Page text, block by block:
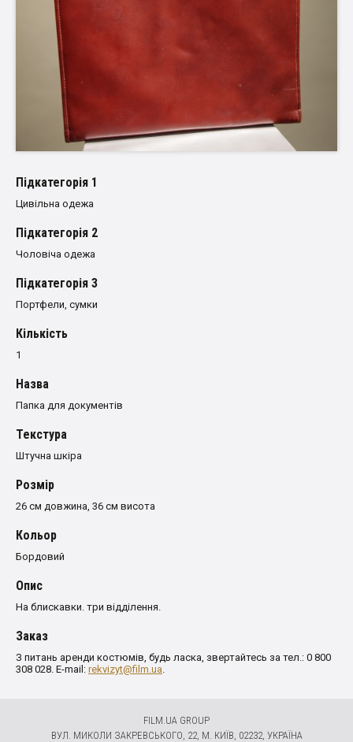
Пiдкатегорiя 1
Цивільна одежа
Пiдкатегорiя 2
Чоловіча одежа
Пiдкатегорiя 3
Портфели, сумки
Кількість
1
Назва
Папка для документів
Текстура
Штучна шкіра
Розмiр
26 см довжина, 36 см висота
Кольор
Бордовий
Опис
На блискавки. три відділення.
Заказ
З питань аренди костюмів, будь ласка, звертайтесь за тел.: 0 800
308 028. E-mail: rekvizyt@film.ua
FILM.UA GROUP
ВУЛ. МИКОЛИ ЗАКРЕВСЬКОГО, 22, М. КИЇВ, 02232, УКРАЇНА